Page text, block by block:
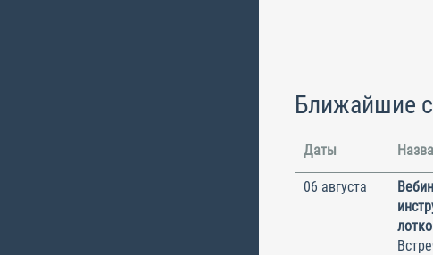
Ближайшие
Даты
06 августа